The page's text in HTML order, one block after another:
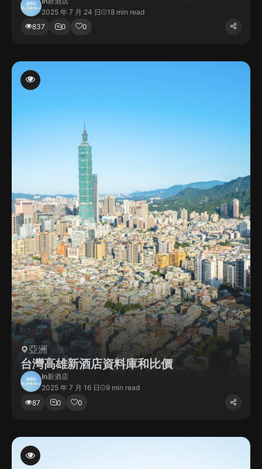
2025 年 7 月 24 日
18 min read
837
0 0
亞洲
台灣高雄新酒店資料庫和比價
In新酒店
2025 年 7 月 16 日
9 min read
87
0 0